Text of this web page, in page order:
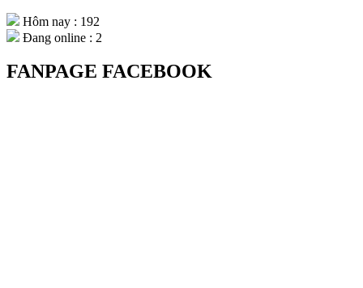
Hôm nay : 192
Đang online : 2
FANPAGE FACEBOOK